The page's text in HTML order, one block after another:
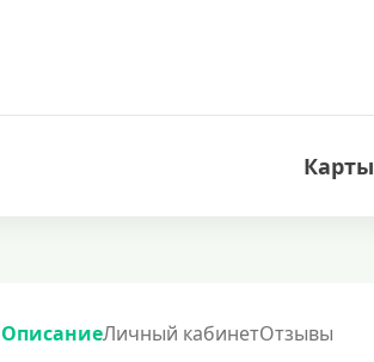
Карты
ОписаниеЛичный кабинетОтзывы